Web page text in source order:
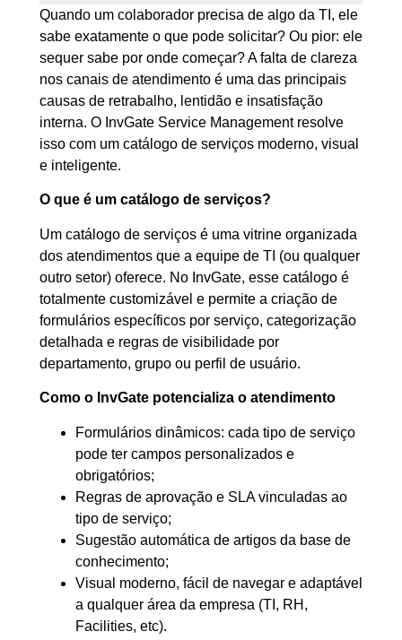
Quando um colaborador precisa de algo da TI, ele
sabe exatamente o que pode solicitar? Ou pior: ele
sequer sabe por onde começar? A falta de clareza
nos canais de atendimento é uma das principais
causas de retrabalho, lentidão e insatisfação
interna. O InvGate Service Managementresolve
isso com um catálogo de serviços moderno, visual
e inteligente.
O que é um catálogo de serviços?
Um catálogo de serviços é uma vitrine organizada
dos atendimentos que a equipe de TI (ou qualquer
outro setor) oferece. No InvGate, esse catálogo é
totalmente customizável e permite a criação de
formulários específicos por serviço, categorização
detalhada e regras de visibilidade por
departamento, grupo ou perfil de usuário.
Como o InvGate potencializa o atendimento
Formulários dinâmicos: cada tipo de serviço
pode ter campos personalizados e
obrigatórios;
Regras de aprovação e SLA vinculadas ao
tipo de serviço;
Sugestão automática de artigos da base de
conhecimento;
Visual moderno, fácil de navegar e adaptável
a qualquer área da empresa (TI, RH,
Facilities, etc).